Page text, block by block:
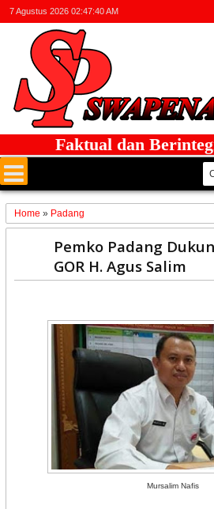
7 Agustus 2026 02:47:40 AM
Faktual dan
Home » Padang
Pemko Padang
GOR H. Agus Salim
Mursalim Nafis